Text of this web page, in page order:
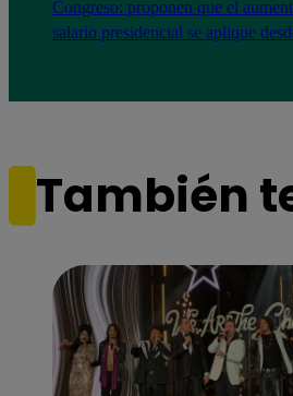
Congreso: proponen que el
salario presidencial se aplique
También